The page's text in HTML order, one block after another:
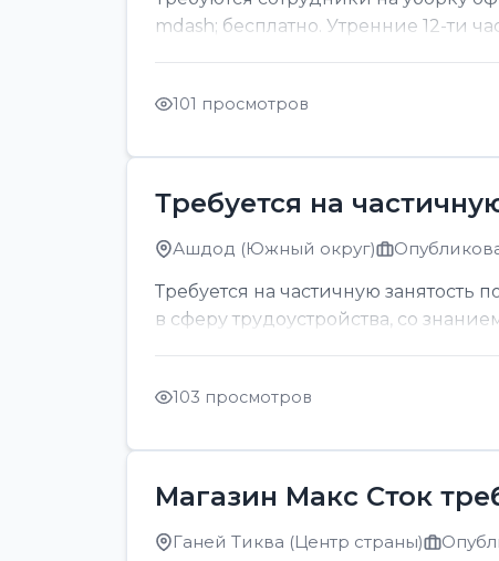
mdash; бесплатно. Утренние 12-ти
101 просмотров
Требуется на
Ашдод (Южный округ)
Требуется на частичную
в сферу трудоустройства, со
103 просмотров
Магазин Макс Сток
Ганей Тиква (Центр страны)